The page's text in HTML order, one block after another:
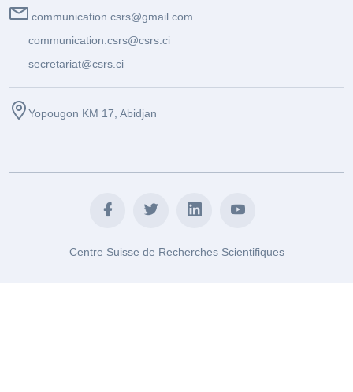
communication.csrs@gmail.com
communication.csrs@csrs.ci
secretariat@csrs.ci
Yopougon KM 17, Abidjan
Centre Suisse de Recherches Scientifiques